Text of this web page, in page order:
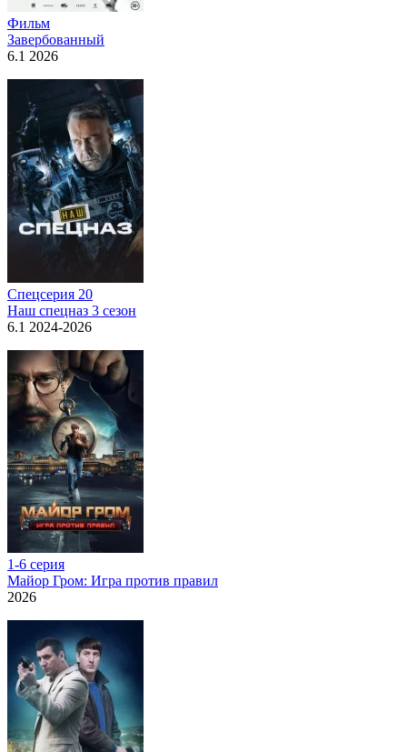
Фильм
Завербованный
6.1 2026
Спецсерия 20
Наш спецназ 3 сезон
6.1 2024-2026
1-6 серия
Майор Гром: Игра против правил
2026